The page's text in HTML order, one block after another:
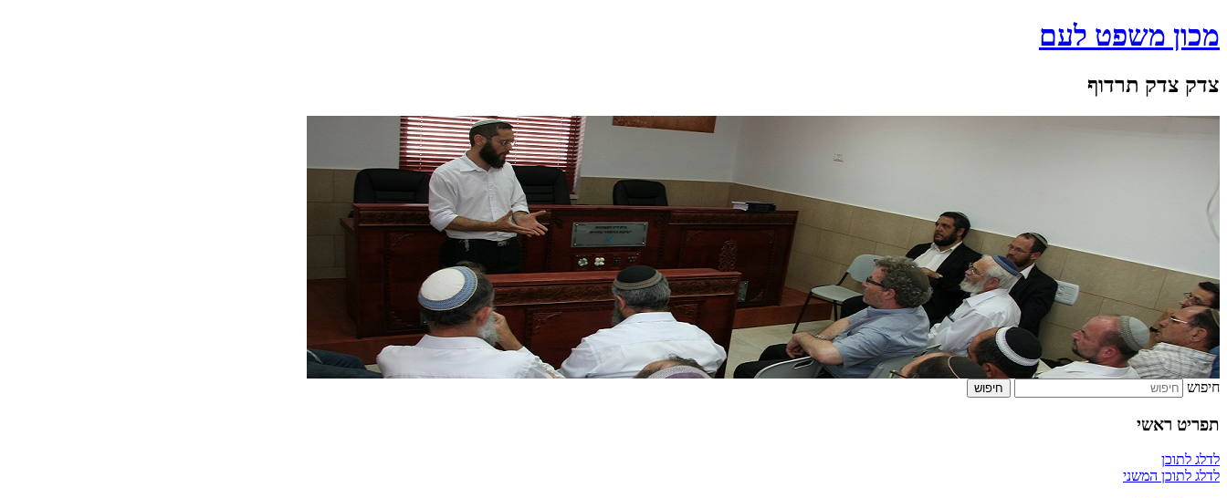
מכון משפט לעם
צדק צדק תרדוף
חיפוש
תפריט ראשי
לדלג לתוכן
לדלג לתוכן המשני